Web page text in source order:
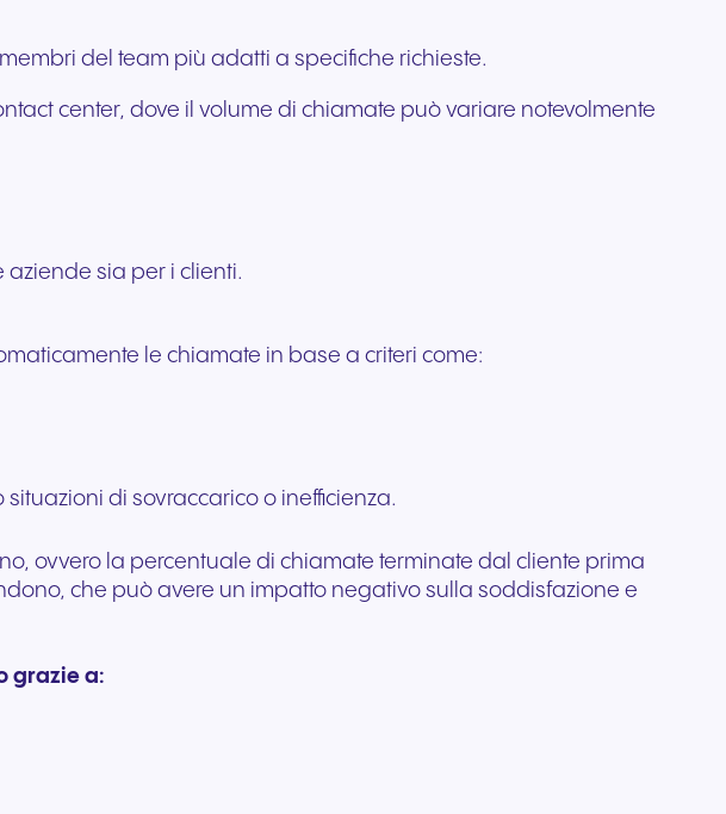
supporto ai cittadini.
del team più adatti a specifiche richieste.
center, dove il volume di chiamate può variare notevolmente
sia per i clienti.
le chiamate in base a criteri come:
di sovraccarico o inefficienza.
ovvero la percentuale di chiamate terminate dal cliente prima
che può avere un impatto negativo sulla soddisfazione e
grazie a: